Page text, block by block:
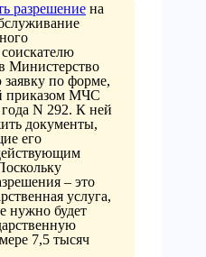
разрешение на
Министерство
по форме,
приказом МЧС
N 292. К ней
документы,
его
– это
услуга,
нужно будет
7,5 тысяч